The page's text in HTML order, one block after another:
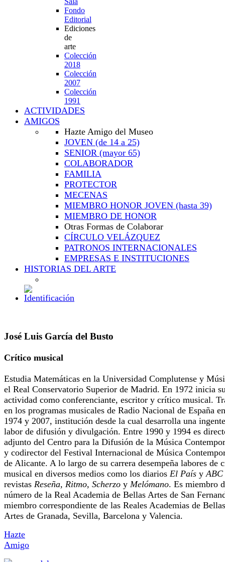
Fondo
Editorial
Ediciones
de
arte
Colección
2018
Colección
2007
Colección
1991
ACTIVIDADES
AMIGOS
Hazte Amigo del Museo
JOVEN (de 14 a 25)
SENIOR (mayor 65)
COLABORADOR
FAMILIA
PROTECTOR
MECENAS
MIEMBRO HONOR JOVEN (hasta 39)
MIEMBRO DE HONOR
Otras Formas de Colaborar
CÍRCULO VELÁZQUEZ
PATRONOS INTERNACIONALES
EMPRESAS E INSTITUCIONES
HISTORIAS DEL ARTE
José Luis García del Busto
Crítico musical
Estudia Matemáticas en la Universidad Complutense y
el Real Conservatorio Superior de Madrid. En 1972 inicia
actividad como conferenciante, escritor y crítico musical.
en los programas musicales de Radio Nacional de España
1974 y 2007, institución desde la cual desarrolla una ingente
labor de difusión y divulgación. Entre 1990 y 1994 es
adjunto del Centro para la Difusión de la Música
y codirector del Festival Internacional de Música
de Alicante. A lo largo de su carrera desempeña labores de
musical en diversos medios como los diarios El País yABC
revistas Reseña, Ritmo, Scherzo y Melómano. Es miembro
número de la Real Academia de Bellas Artes de San
miembro correspondiente de las Reales Academias de Bellas
Artes de Granada, Sevilla, Barcelona y Valencia.
Hazte
Amigo